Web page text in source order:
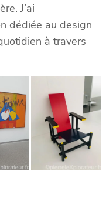
J’ai
dédiée au design
à travers